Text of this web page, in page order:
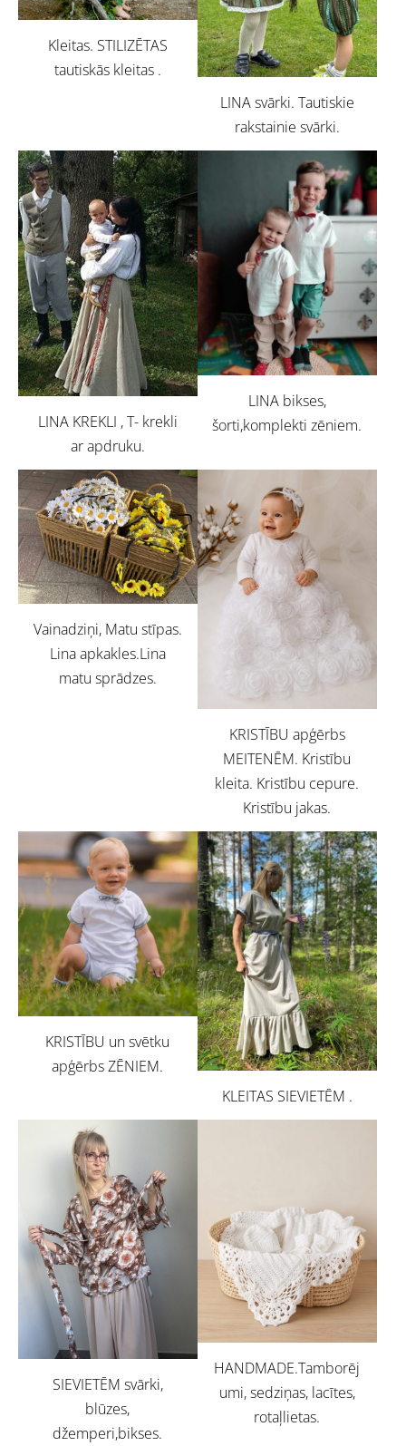
Kleitas. STILIZĒTAS
tautiskās kleitas .
LINA svārki. Tautiskie
rakstainie svārki.
LINA KREKLI , T- krekli
ar apdruku.
LINA bikses,
šorti,komplekti zēniem.
Vainadziņi, Matu stīpas.
Lina apkakles.Lina
matu sprādzes.
KRISTĪBU apģērbs
MEITENĒM. Kristību
kleita. Kristību cepure.
Kristību jakas.
KRISTĪBU un svētku
apģērbs ZĒNIEM.
KLEITAS SIEVIETĒM .
SIEVIETĒM svārki,
blūzes,
džemperi,bikses.
HANDMADE.Tamborēj
umi, sedziņas, lacītes,
rotaļlietas.